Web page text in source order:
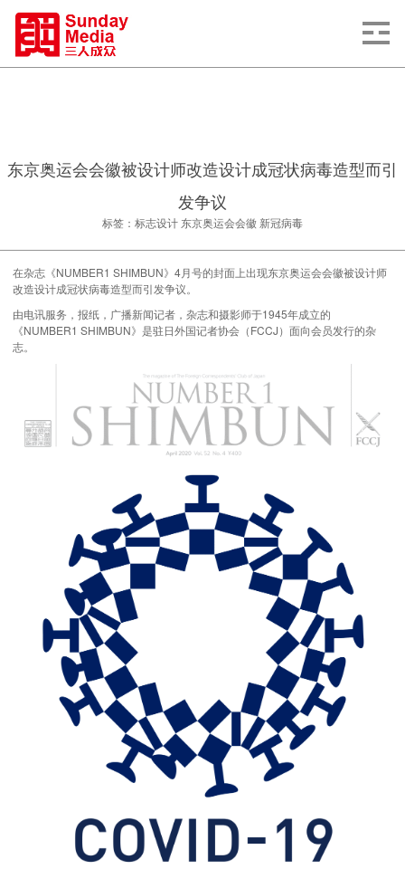
东京奥运会会徽被设计师改造设计成冠状病毒造型而引
发争议
标签：标志设计 东京奥运会会徽 新冠病毒
在杂志《NUMBER1 SHIMBUN》4月号的封面上出现东京奥运会会徽被设计师
改造设计成冠状病毒造型而引发争议。
由电讯服务，报纸，广播新闻记者，杂志和摄影师于1945年成立的
《NUMBER1 SHIMBUN》是驻日外国记者协会（FCCJ）面向会员发行的杂
志。